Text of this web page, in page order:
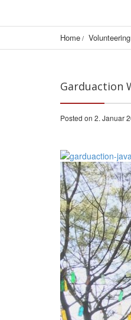
Home
Garduaction
Posted on 2. Januar